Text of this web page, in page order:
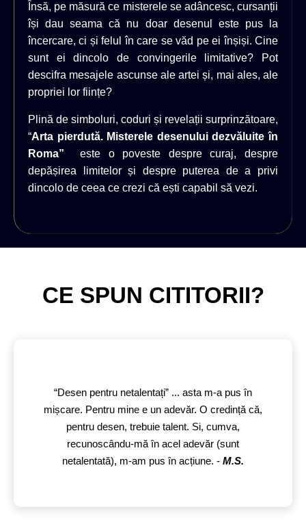
Însă, pe măsură ce misterele se adâncesc, cursanții
își dau seama că nu doar desenul este pus la
încercare, ci și felul în care se văd pe ei înșiși. Cine
sunt ei dincolo de convingerile limitative? Pot
descifra mesajele ascunse ale artei și, mai ales, ale
propriei lor ființe?
Plină de simboluri, coduri și revelații surprinzătoare,
“Arta pierdută. Misterele desenului dezvăluite în
Roma” este o poveste despre curaj, despre
depășirea limitelor și despre puterea de a privi
dincolo de ceea ce crezi că ești capabil să vezi.
CE SPUN CITITORII?
“Desen pentru netalentați” ... asta m-a pus în
mișcare. Pentru mine e un adevăr. O credință că,
pentru desen, trebuie talent. Si, cumva,
recunoscându-mă în acel adevăr (sunt
netalentată), m-am pus în acțiune. - M.S.